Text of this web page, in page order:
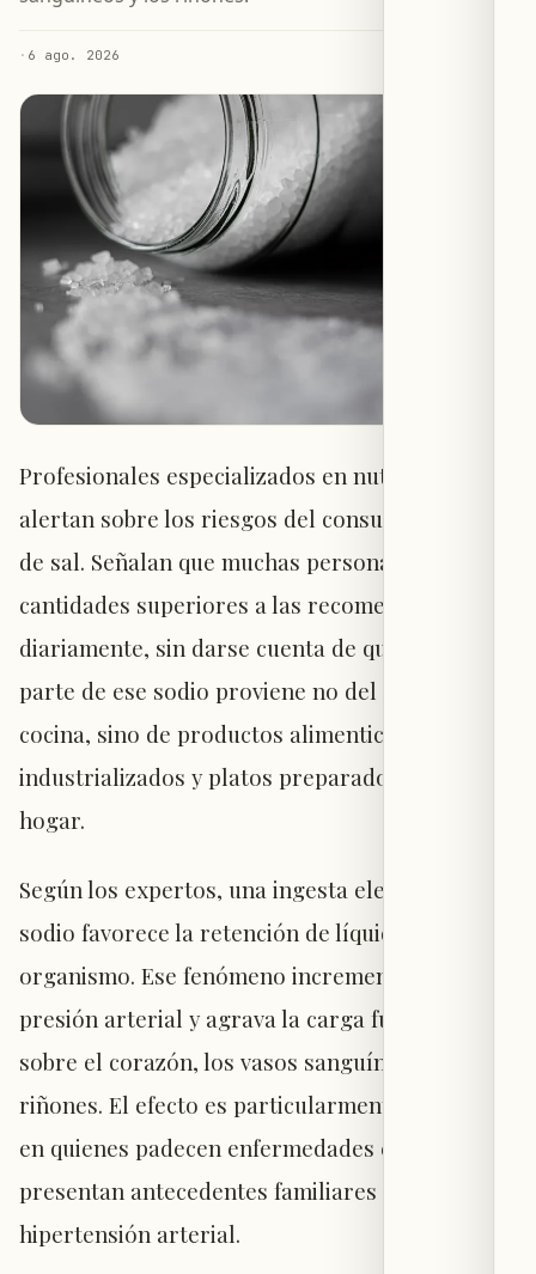
· 6 ago. 2026
Profesionales especializados en nutrición
alertan sobre los riesgos del consumo excesivo
de sal. Señalan que muchas personas ingieren
cantidades superiores a las recomendadas
diariamente, sin darse cuenta de que la mayor
parte de ese sodio proviene no del salero de
cocina, sino de productos alimenticios
industrializados y platos preparados fuera del
hogar.
Según los expertos, una ingesta elevada de
sodio favorece la retención de líquidos en el
organismo. Ese fenómeno incrementa la
presión arterial y agrava la carga funcional
sobre el corazón, los vasos sanguíneos y los
riñones. El efecto es particularmente relevante
en quienes padecen enfermedades crónicas o
presentan antecedentes familiares de
hipertensión arterial.